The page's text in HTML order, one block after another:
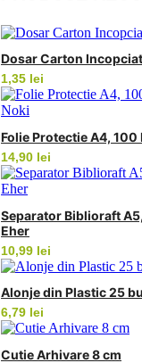
Dosar Carton
1,35 lei
Folie Protectie A4, 100
14,90 lei
Separator Biblioraft
Eher
10,99 lei
Alonje din Plastic 25
6,79 lei
Cutie Arhivare 8 cm